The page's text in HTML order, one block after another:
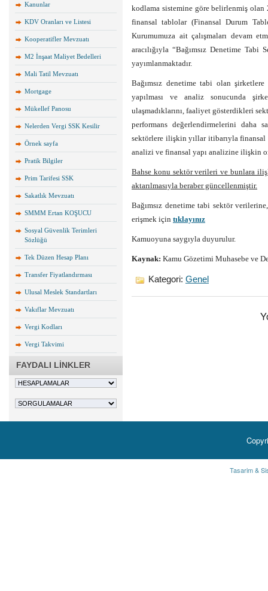
Kanunlar
KDV Oranları ve Listesi
Kooperatifler Mevzuatı
M2 İnşaat Maliyet Bedelleri
Mali Tatil Mevzuatı
Mortgage
Mükellef Panosu
Nelerden Vergi SSK Kesilir
Örnek sayfa
Pratik Bilgiler
Prim Tarifesi SSK
Sakatlık Mevzuatı
SMMM Ertan KOŞUCU
Sosyal Güvenlik Terimleri
Sözlüğü
Tek Düzen Hesap Planı
Transfer Fiyatlandırması
Ulusal Meslek Standartları
Vakıflar Mevzuatı
Vergi Kodları
Vergi Takvimi
FAYDALI LİNKLER
kodlama sistemine göre belirlenmiş
finansal tablolar (Finansal Durum
Kurumumuza ait çalışmaları devam
aracılığıyla “Bağımsız Denetime
yayımlanmaktadır.
Bağımsız denetime tabi olan
yapılması ve analiz sonucunda
ulaşmadıklarını, faaliyet gösterdikleri
performans değerlendirmelerini daha
sektörlere ilişkin yıllar itibarıyla
analizi ve finansal yapı analizine ilişkin
Bahse konu sektör verileri ve bunlara
aktarılmasıyla beraber güncellenmiştir.
Bağımsız denetime tabi sektör
erişmek için tıklayınız
Kamuoyuna saygıyla duyurulur.
Kaynak: Kamu Gözetimi Muhasebe ve
Kategori: Genel
Tasarim &